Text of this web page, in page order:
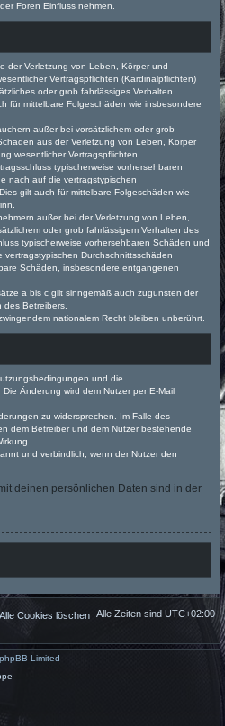
Foren Einfluss nehmen.
der Verletzung von Leben, Körper und
Vertragspflichten (Kardinalpflichten)
oder grob fahrlässiges Verhalten
für mittelbare Folgeschäden wie insbesondere
außer bei vorsätzlichem oder grob
aus der Verletzung von Leben, Körper
wesentlicher Vertragspflichten
typischerweise vorhersehbaren
nach auf die vertragstypischen
gilt auch für mittelbare Folgeschäden wie
außer bei der Verletzung von Leben,
oder grob fahrlässigem Verhalten des
typischerweise vorhersehbaren Schäden und
Durchschnittsschäden
Schäden, insbesondere entgangenen
a bis c gilt sinngemäß auch zugunsten der
Betreibers.
nationalem Recht bleiben unberührt.
und die
Änderung wird dem Nutzer per E-Mail
zu widersprechen. Im Falle des
dem Betreiber und dem Nutzer bestehende
und verbindlich, wenn der Nutzer den
deinen persönlichen Daten sind in der
Alle Zeiten sind UTC+02:00
Alle Cookies löschen
Limited